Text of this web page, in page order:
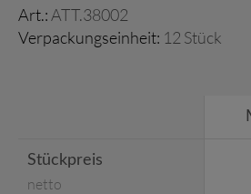
Art.: ATT.38002
Verpackungseinheit: 12 Stück
Stückpreis
netto